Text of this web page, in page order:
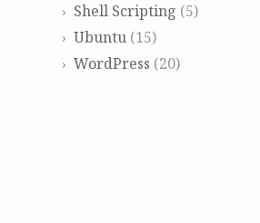
Shell Scripting (5)
Ubuntu(15)
WordPress (20)